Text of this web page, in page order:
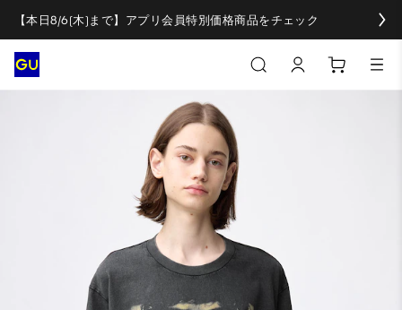
【本日8/6(木)まで】アプリ会員特別価格商品をチェック